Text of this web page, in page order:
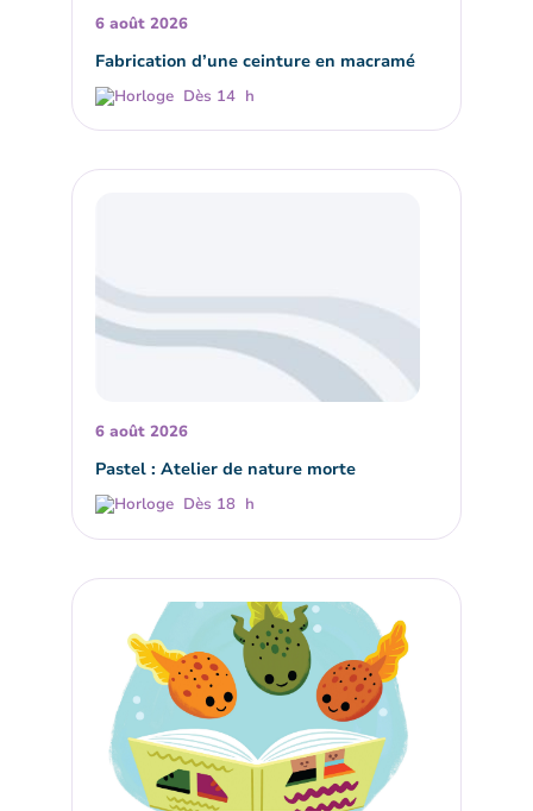
6 août 2026
Fabrication d’une ceinture en macramé
Dès 14 h
6 août 2026
Pastel : Atelier de nature morte
Dès 18 h